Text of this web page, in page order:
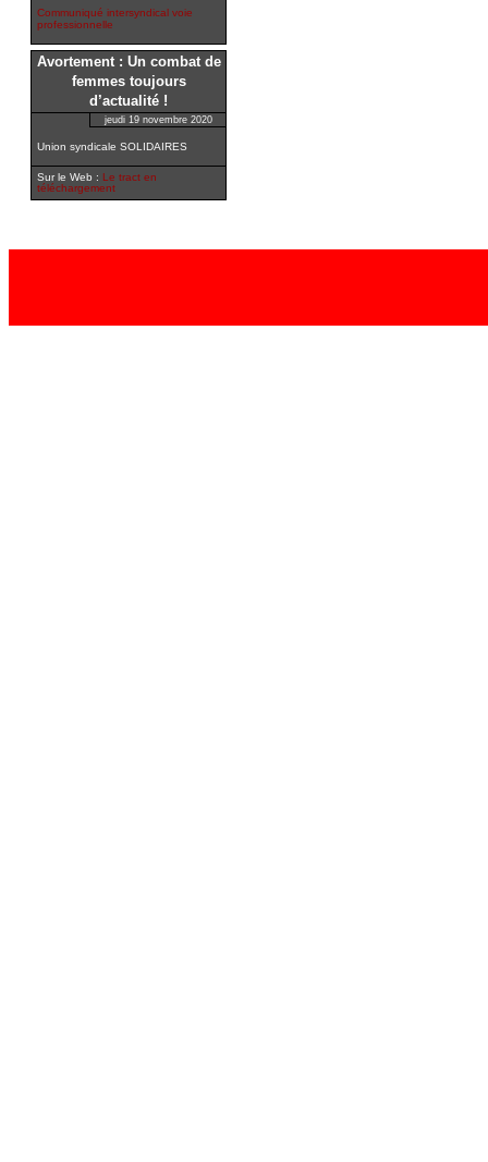
Communiqué intersyndical voie
professionnelle
Avortement : Un combat de
femmes toujours
d’actualité !
jeudi 19 novembre 2020
Union syndicale SOLIDAIRES
Sur le Web : Le tract en
téléchargement